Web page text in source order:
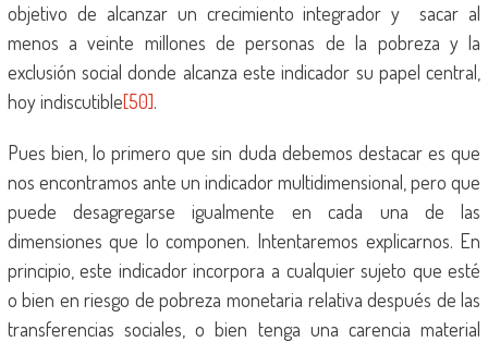
objetivo de alcanzar un crecimiento integrador y sacar al
menos a veinte millones de personas de la pobreza y la
exclusión social donde alcanza este indicador su papel central,
hoy indiscutible[50].
Pues bien, lo primero que sin duda debemos destacar es que
nos encontramos ante un indicador multidimensional, pero que
puede desagregarse igualmente en cada una de las
dimensiones que lo componen. Intentaremos explicarnos. En
principio, este indicador incorpora a cualquier sujeto que esté
o bien en riesgo de pobreza monetaria relativa después de las
transferencias sociales, o bien tenga una carencia material